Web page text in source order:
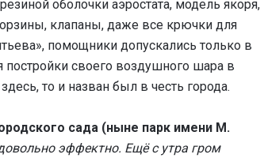
оболочки аэростата, модель якоря,
клапаны, даже все крючки для
помощники допускались только в
постройки своего воздушного шара в
то и назван был в честь города.
сада (ныне парк имени М.
эффектно. Ещё с утра гром